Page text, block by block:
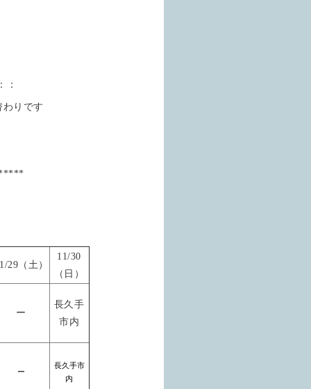
：
りです
29（土）
11/30
（日）
ー
長久手
市内
ー
長久手市
内